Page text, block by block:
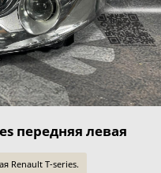
передняя левая
Renault T-series.